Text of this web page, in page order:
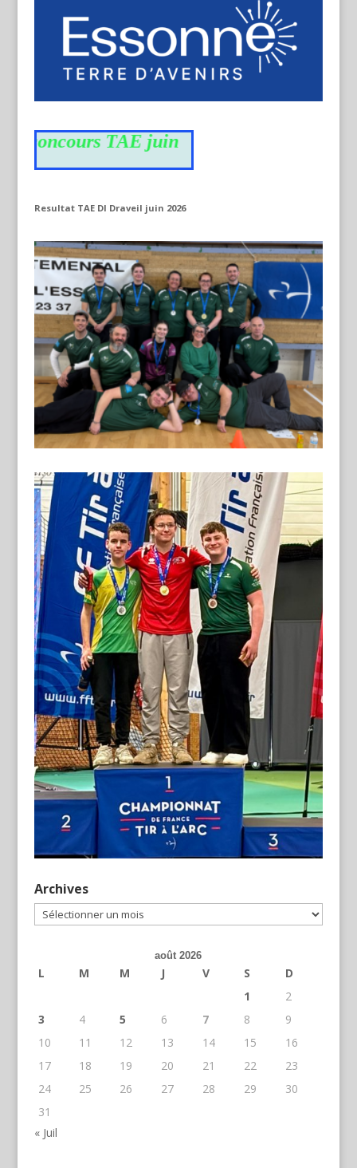
concours TAE juin
Resultat TAE DI Draveil juin 2026
Archives
Archives
août 2026
L M M J V S
D
1
2
3
4 5 6 7 8
9
10
11 12 13 14 15
16
17
18 19 20 21 22
23
24
25 26 27 28 29
30
31
« Juil